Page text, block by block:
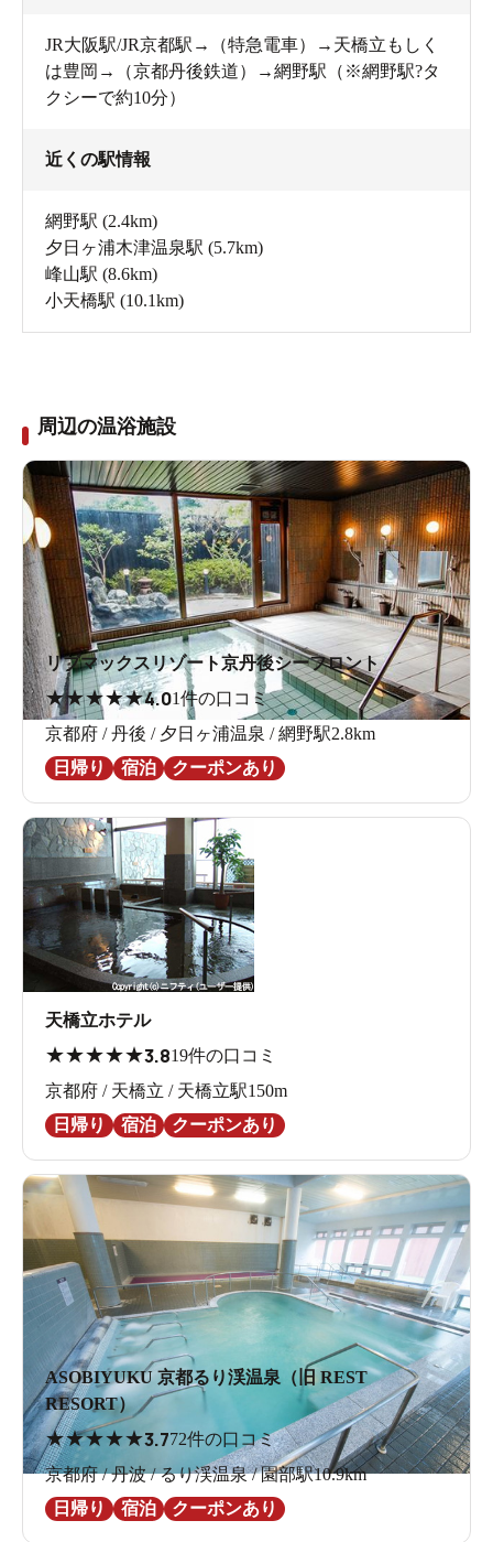
JR大阪駅/JR京都駅→（特急電車）→天橋立もしく
は豊岡→（京都丹後鉄道）→網野駅（※網野駅?タ
クシーで約10分）
近くの駅情報
網野駅 (2.4km)
夕日ヶ浦木津温泉駅 (5.7km)
峰山駅 (8.6km)
小天橋駅 (10.1km)
周辺の温浴施設
リブマックスリゾート京丹後シーフロント
★★★★★4.01件の口コミ
京都府 / 丹後 / 夕日ヶ浦温泉 / 網野駅2.8km
日帰り
宿泊 クーポンあり
天橋立ホテル
★★★★★3.819件の口コミ
京都府 / 天橋立 / 天橋立駅150m
日帰り
宿泊 クーポンあり
ASOBIYUKU 京都るり渓温泉（旧 REST
RESORT）
★★★★★3.772件の口コミ
京都府 / 丹波 / るり渓温泉 / 園部駅10.9km
日帰り
宿泊 クーポンあり